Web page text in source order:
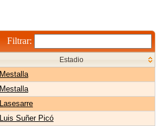
Filtrar:
Estadio
Mestalla
Mestalla
Lasesarre
Luis Suñer Picó